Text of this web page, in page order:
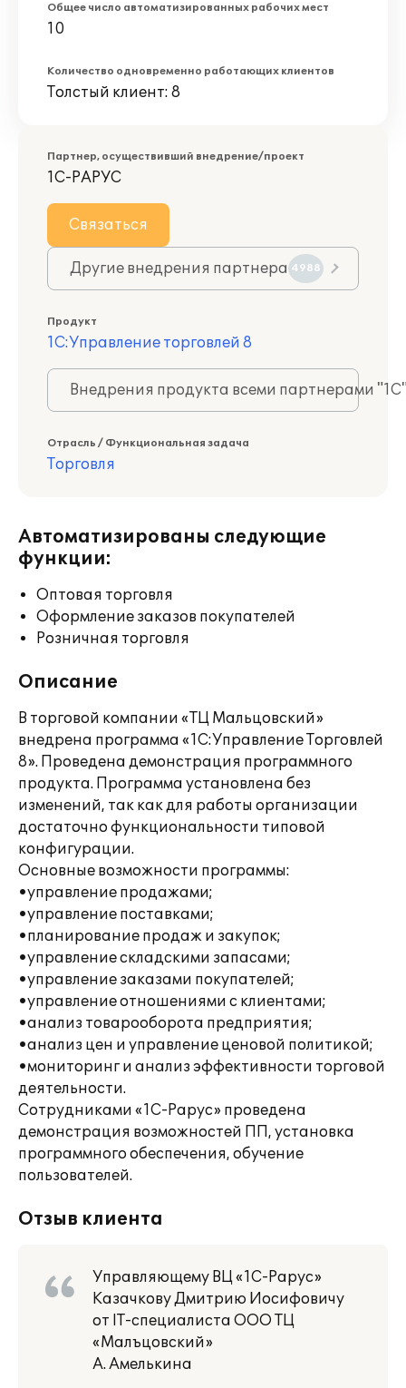
Общее число автоматизированных рабочих мест
10
Количество одновременно работающих клиентов
Толстый клиент: 8
Партнер, осуществивший внедрение/проект
1С-РАРУС
Связаться
Другие внедрения партнера 4988
Продукт
1С:Управление торговлей 8
Внедрения продукта всеми партнерами
Отрасль / Функциональная задача
Торговля
Автоматизированы следующие
функции:
Оптовая торговля
Оформление заказов покупателей
Розничная торговля
Описание
В торговой компании «ТЦ Мальцовский»
внедрена программа «1С:Управление Торговлей
8». Проведена демонстрация программного
продукта. Программа установлена без
изменений, так как для работы организации
достаточно функциональности типовой
конфигурации.
Основные возможности программы:
•управление продажами;
•управление поставками;
•планирование продаж и закупок;
•управление складскими запасами;
•управление заказами покупателей;
•управление отношениями с клиентами;
•анализ товарооборота предприятия;
•анализ цен и управление ценовой политикой;
•мониторинг и анализ эффективности торговой
деятельности.
Сотрудниками «1С-Рарус» проведена
демонстрация возможностей ПП, установка
программного обеспечения, обучение
пользователей.
Отзыв клиента
Управляющему ВЦ «1С-Рарус»
Казачкову Дмитрию Иосифовичу
от IT-специалиста ООО ТЦ
«Малъцовский»
А. Амелькина